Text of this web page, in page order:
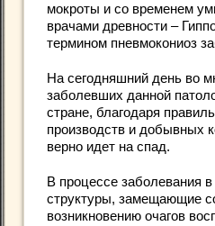
мокроты и со временем
врачами древности –
термином пневмокониоз
На сегодняшний день во
заболевших данной
стране, благодаря
производств и добывных
верно идет на спад.
В процессе заболевания
структуры, замещающие
возникновению очагов